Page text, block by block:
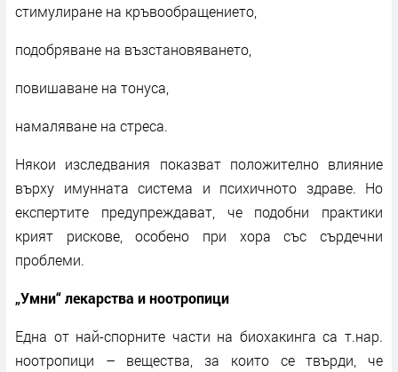
стимулиране на кръвообращението,
подобряване на възстановяването,
повишаване на тонуса,
намаляване на стреса.
Някои изследвания показват положително влияние
върху имунната система и психичното здраве. Но
експертите предупреждават, че подобни практики
крият рискове, особено при хора със сърдечни
проблеми.
„Умни“ лекарства и ноотропици
Една от най-спорните части на биохакинга са т.нар.
ноотропици – вещества, за които се твърди, че